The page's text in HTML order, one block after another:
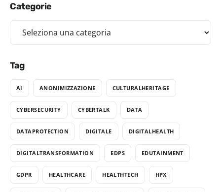
Categorie
Tag
AI ANONIMIZZAZIONE CULTURALHERITAGE
CYBERSECURITY CYBERTALK DATA
DATAPROTECTION DIGITALE DIGITALHEALTH
DIGITALTRANSFORMATION EDPS EDUTAINMENT
GDPR HEALTHCARE HEALTHTECH HPX